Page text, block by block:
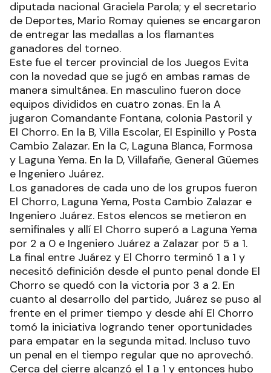
diputada nacional Graciela Parola; y el secretario
de Deportes, Mario Romay quienes se encargaron
de entregar las medallas a los flamantes
ganadores del torneo.
Este fue el tercer provincial de los Juegos Evita
con la novedad que se jugó en ambas ramas de
manera simultánea. En masculino fueron doce
equipos divididos en cuatro zonas. En la A
jugaron Comandante Fontana, colonia Pastoril y
El Chorro. En la B, Villa Escolar, El Espinillo y Posta
Cambio Zalazar. En la C, Laguna Blanca, Formosa
y Laguna Yema. En la D, Villafañe, General Güemes
e Ingeniero Juárez.
Los ganadores de cada uno de los grupos fueron
El Chorro, Laguna Yema, Posta Cambio Zalazar e
Ingeniero Juárez. Estos elencos se metieron en
semifinales y allí El Chorro superó a Laguna Yema
por 2 a 0 e Ingeniero Juárez a Zalazar por 5 a 1.
La final entre Juárez y El Chorro terminó 1 a 1 y
necesitó definición desde el punto penal donde El
Chorro se quedó con la victoria por 3 a 2. En
cuanto al desarrollo del partido, Juárez se puso al
frente en el primer tiempo y desde ahí El Chorro
tomó la iniciativa logrando tener oportunidades
para empatar en la segunda mitad. Incluso tuvo
un penal en el tiempo regular que no aprovechó.
Cerca del cierre alcanzó el 1 a 1 y entonces hubo